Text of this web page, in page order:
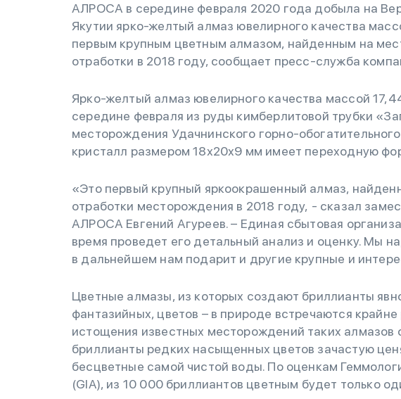
АЛРОСА в середине февраля 2020 года добыла на
Якутии ярко-желтый алмаз ювелирного качества
первым крупным цветным алмазом, найденным на
отработки в 2018 году, сообщает пресс-служба
Ярко-желтый алмаз ювелирного качества массой
середине февраля из руды кимберлитовой трубки
месторождения Удачнинского горно-
кристалл размером 18х20х9 мм имеет переходную
«Это первый крупный яркоокрашенный алмаз,
отработки месторождения в 2018 году, - сказал
АЛРОСА Евгений Агуреев. – Единая сбытовая
время проведет его детальный анализ и оценку. Мы
в дальнейшем нам подарит и другие крупные и
Цветные алмазы, из которых создают бриллианты
фантазийных, цветов – в природе встречаются
истощения известных месторождений таких алмазов
бриллианты редких насыщенных цветов зачастую
бесцветные самой чистой воды. По оценкам
(GIA), из 10 000 бриллиантов цветным будет только